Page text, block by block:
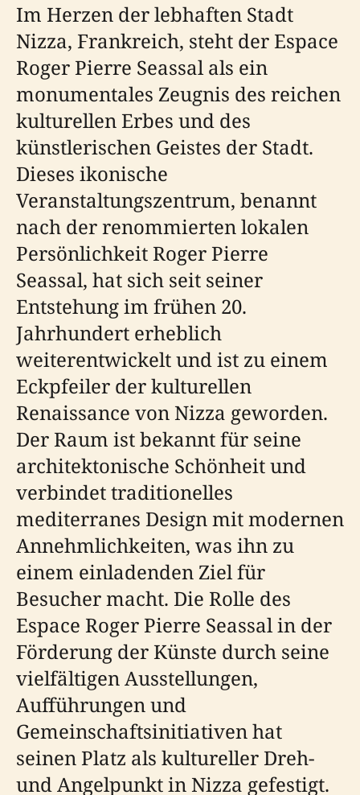
Im Herzen der lebhaften Stadt
Nizza, Frankreich, steht der Espace
Roger Pierre Seassal als ein
monumentales Zeugnis des reichen
kulturellen Erbes und des
künstlerischen Geistes der Stadt.
Dieses ikonische
Veranstaltungszentrum, benannt
nach der renommierten lokalen
Persönlichkeit Roger Pierre
Seassal, hat sich seit seiner
Entstehung im frühen 20.
Jahrhundert erheblich
weiterentwickelt und ist zu einem
Eckpfeiler der kulturellen
Renaissance von Nizza geworden.
Der Raum ist bekannt für seine
architektonische Schönheit und
verbindet traditionelles
mediterranes Design mit modernen
Annehmlichkeiten, was ihn zu
einem einladenden Ziel für
Besucher macht. Die Rolle des
Espace Roger Pierre Seassal in der
Förderung der Künste durch seine
vielfältigen Ausstellungen,
Aufführungen und
Gemeinschaftsinitiativen hat
seinen Platz als kultureller Dreh-
und Angelpunkt in Nizza gefestigt.